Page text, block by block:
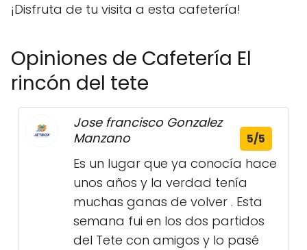
¡Disfruta de tu visita a esta cafetería!
Opiniones de Cafetería El
rincón del tete
Jose francisco Gonzalez
Manzano
5/5
Es un lugar que ya conocía hace
unos años y la verdad tenía
muchas ganas de volver . Esta
semana fui en los dos partidos
del Tete con amigos y lo pasé